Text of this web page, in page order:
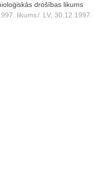
drošības likums
likums/ LV, 30.12.1997.